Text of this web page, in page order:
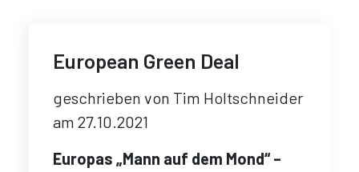
European Green Deal
geschrieben von Tim Holtschneider
am 27.10.2021
Europas „Mann auf dem Mond“ –